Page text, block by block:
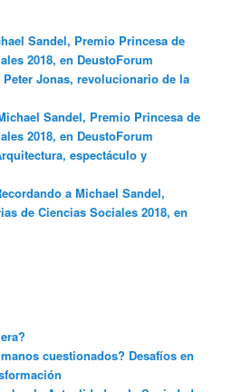
Sandel, Premio Princesa de
2018, en DeustoForum
Peter Jonas, revolucionario de la
Sandel, Premio Princesa de
2018, en DeustoForum
espectáculo y
a Michael Sandel,
de Ciencias Sociales 2018, en
cuestionados? Desafíos en